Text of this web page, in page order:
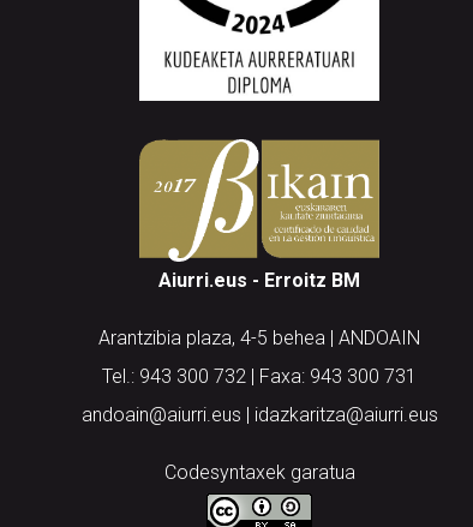
Aiurri.eus - Erroitz BM
Arantzibia plaza, 4-5 behea | ANDOAIN
Tel.: 943 300 732 | Faxa: 943 300 731
andoain@aiurri.eus | idazkaritza@aiurri.eus
Codesyntaxek garatua